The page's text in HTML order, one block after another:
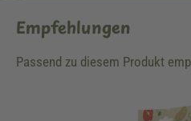
Empfehlungen
Passend zu diesem Produkt